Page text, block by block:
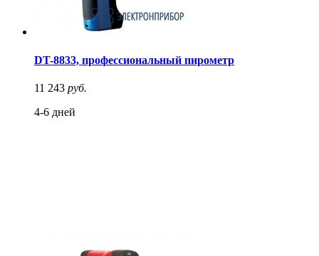
DT-8833, профессиональный пирометр
11 243 руб.
4-6 дней